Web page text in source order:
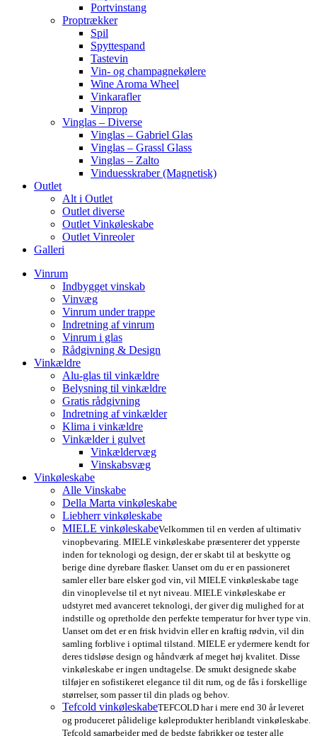
Portvinstang
Proptrækker
Spil
Spyttespand
Tastevin
Vin- og champagnekølere
Wine Aroma Wheel
Vinkarafler
Vinprop
Vinglas – Diverse
Vinglas – Gabriel Glas
Vinglas – Grassl Glass
Vinglas – Zalto
Vinduesskraber (Magnetisk)
Outlet
Alt i Outlet
Outlet diverse
Outlet Vinkøleskabe
Outlet Vinreoler
Galleri
Vinrum
Indbygget vinskab
Vinvæg
Vinrum under trappe
Indretning af vinrum
Vinrum i glas
Rådgivning & Design
Vinkældre
Alu-glas til vinkældre
Belysning til vinkældre
Gratis rådgivning
Indretning af vinkælder
Klima i vinkældre
Vinkælder i gulvet
Vinkældervæg
Vinskabsvæg
Vinkøleskabe
Alle Vinskabe
Della Marta vinkøleskabe
Liebherr vinkøleskabe
MIELE vinkøleskabeVelkommen til en verden af ultimativ
vinopbevaring. MIELE vinkøleskabe præsenterer det ypperste
inden for teknologi og design, der er skabt til at beskytte og
berige dine dyrebare flasker. Uanset om du er en passioneret
samler eller bare elsker god vin, vil MIELE vinkøleskabe tage
din vinoplevelse til et nyt niveau. MIELE vinkøleskabe er
udstyret med avanceret teknologi, der giver dig mulighed for at
indstille og opretholde den perfekte temperatur for hver type vin.
Uanset om det er en frisk hvidvin eller en kraftig rødvin, vil din
samling forblive i optimal tilstand. MIELE er ydermere kendt for
deres tidsløse design og håndværk af meget høj kvalitet. Disse
vinkøleskabe er ingen undtagelse. De smukt designede skabe
tilføjer en sofistikeret elegance til dit rum, og de fås i forskellige
størrelser, som passer til din plads og behov.
Tefcold vinkøleskabeTEFCOLD har i mere end 30 år leveret
og produceret pålidelige køleprodukter heriblandt vinkøleskabe.
Tefcold samarbejder med de bedste fabrikker og tester alle